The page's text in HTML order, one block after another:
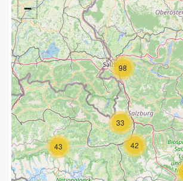
33
42
43
98
−